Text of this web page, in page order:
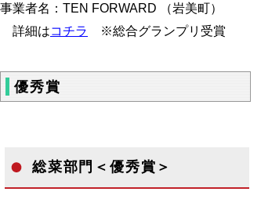
事業者名：TEN FORWARD （岩美町）
詳細はコチラ ※総合グランプリ受賞
優秀賞
総菜部門＜優秀賞＞